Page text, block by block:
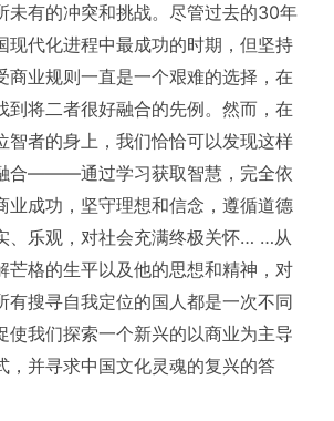
未有的冲突和挑战。尽管过去的30年
现代化进程中最成功的时期，但坚持
商业规则一直是一个艰难的选择，在
到将二者很好融合的先例。然而，在
智者的身上，我们恰恰可以发现这样
合———通过学习获取智慧，完全依
业成功，坚守理想和信念，遵循道德
、乐观，对社会充满终极关怀… …从
芒格的生平以及他的思想和精神，对
有搜寻自我定位的国人都是一次不同
使我们探索一个新兴的以商业为主导
，并寻求中国文化灵魂的复兴的答